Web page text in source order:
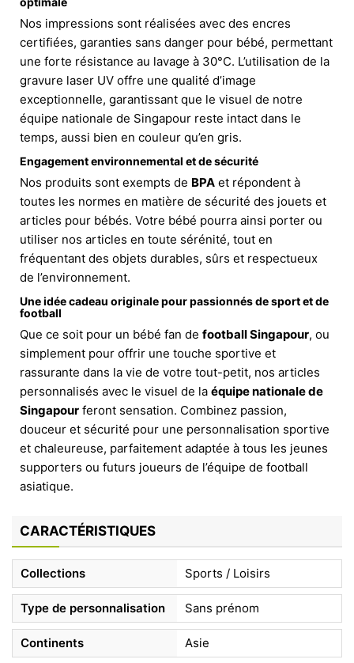
Nos impressions sont réalisées avec des encres
certifiées, garanties sans danger pour bébé, permettant
une forte résistance au lavage à 30°C. L’utilisation de la
gravure laser UV offre une qualité d’image
exceptionnelle, garantissant que le visuel de notre
équipe nationale de Singapour reste intact dans le
temps, aussi bien en couleur qu’en gris.
Engagement environnemental et de sécurité
Nos produits sont exempts de BPA et répondent à
toutes les normes en matière de sécurité des jouets et
articles pour bébés. Votre bébé pourra ainsi porter ou
utiliser nos articles en toute sérénité, tout en
fréquentant des objets durables, sûrs et respectueux
de l’environnement.
Une idée cadeau originale pour passionnés de sport et de
football
Que ce soit pour un bébé fan de football Singapour, ou
simplement pour offrir une touche sportive et
rassurante dans la vie de votre tout-petit, nos articles
personnalisés avec le visuel de la équipe nationale de
Singapour feront sensation. Combinez passion,
douceur et sécurité pour une personnalisation sportive
et chaleureuse, parfaitement adaptée à tous les jeunes
supporters ou futurs joueurs de l’équipe de football
asiatique.
CARACTÉRISTIQUES
Collections Sports / Loisirs
Type de personnalisation Sans prénom
Continents Asie